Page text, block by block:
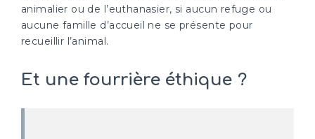
animalier ou de l’euthanasier, si aucun refuge ou
aucune famille d’accueil ne se présente pour
recueillir l’animal.
Et une fourrière éthique ?